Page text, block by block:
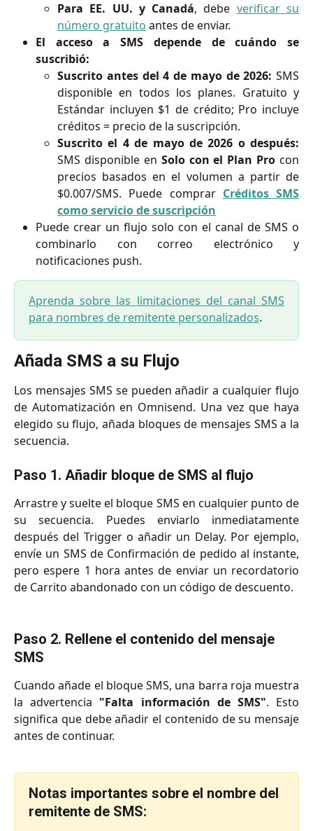
Para EE. UU. y Canadá, debe verificar su
número gratuito antes de enviar.
El acceso a SMS depende de cuándo se
suscribió:
Suscrito antes del 4 de mayo de 2026: SMS
disponible en todos los planes. Gratuito y
Estándar incluyen $1 de crédito; Pro incluye
créditos = precio de la suscripción.
Suscrito el 4 de mayo de 2026 o después:
SMS disponible en Solo con el Plan Pro con
precios basados en el volumen a partir de
$0.007/SMS. Puede comprar Créditos SMS
como servicio de suscripción
Puede crear un flujo solo con el canal de SMS o
combinarlo con correo electrónico y
notificaciones push.
Aprenda sobre las limitaciones del canal SMS
para nombres de remitente personalizados.
Añada SMS a su Flujo
Los mensajes SMS se pueden añadir a cualquier flujo
de Automatización en Omnisend. Una vez que haya
elegido su flujo, añada bloques de mensajes SMS a la
secuencia.
Paso 1. Añadir bloque de SMS al flujo
Arrastre y suelte el bloque SMS en cualquier punto de
su secuencia. Puedes enviarlo inmediatamente
después del Trigger o añadir un Delay. Por ejemplo,
envíe un SMS de Confirmación de pedido al instante,
pero espere 1 hora antes de enviar un recordatorio
de Carrito abandonado con un código de descuento.
Paso 2. Rellene el contenido del mensaje
SMS
Cuando añade el bloque SMS, una barra roja muestra
la advertencia "Falta información de SMS". Esto
significa que debe añadir el contenido de su mensaje
antes de continuar.
Notas importantes sobre el nombre del
remitente de SMS: